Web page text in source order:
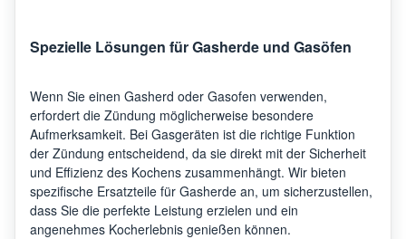
Spezielle Lösungen für Gasherde und Gasöfen
Wenn Sie einen Gasherd oder Gasofen verwenden,
erfordert die Zündung möglicherweise besondere
Aufmerksamkeit. Bei Gasgeräten ist die richtige Funktion
der Zündung entscheidend, da sie direkt mit der Sicherheit
und Effizienz des Kochens zusammenhängt. Wir bieten
spezifische Ersatzteile für Gasherde an, um sicherzustellen,
dass Sie die perfekte Leistung erzielen und ein
angenehmes Kocherlebnis genießen können.